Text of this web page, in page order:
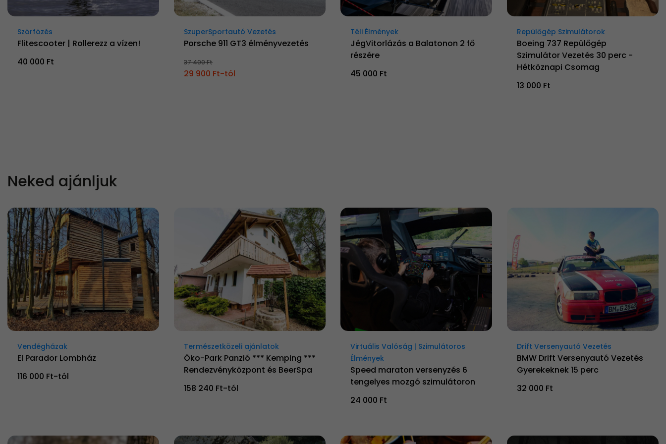
Szörfözés
Flitescooter | Rollerezz a vízen!
40 000 Ft
SzuperSportautó Vezetés
Porsche 911 GT3 élményvezetés
37 400 Ft
29 900 Ft-tól
Téli Élmények
JégVitorlázás a Balatonon 2 fő
részére
45 000 Ft
Repülőgép Szimulátorok
Boeing 737 Repülőgép
Szimulátor Vezetés 30 perc -
Hétköznapi Csomag
13 000 Ft
Neked ajánljuk
Vendégházak
El Parador Lombház
116 000 Ft-tól
Természetközeli ajánlatok
Öko-Park Panzió *** Kemping ***
Rendezvényközpont és BeerSpa
158 240 Ft-tól
Virtuális Valóság | Szimulátoros
Élmények
Speed maraton versenyzés 6
tengelyes mozgó szimulátoron
24 000 Ft
Drift Versenyautó Vezetés
BMW Drift Versenyautó Vezetés
Gyerekeknek 15 perc
32 000 Ft